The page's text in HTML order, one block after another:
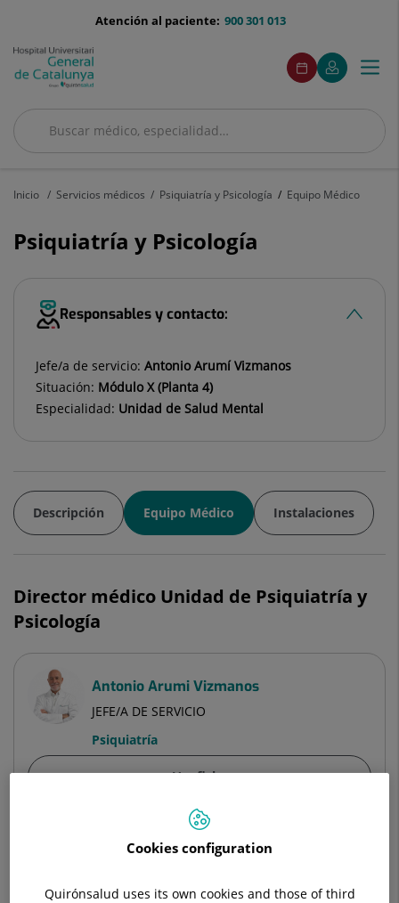
menu-
900 301 013
Atención al paciente:
Buscar
Buscar
menuAcceso
Pedir
cita
Este
enlace
se
en
Mi
Quirónsalud
Este
enlace
se
en
ventana
Menú
Inicio Servicios médicos Psiquiatría y Psicología Equipo Médico
Psiquiatría y Psicología
Responsables y contacto:
Jefe/a de servicio: Antonio Arumí Vizmanos
Situación: Módulo X (Planta 4)
Especialidad: Unidad de Salud Mental
Descripción Equipo Médico Instalaciones
Director médico Unidad de Psiquiatría y
Psicología
Antonio Arumi Vizmanos
JEFE/A DE SERVICIO
Psiquiatría
Ver ficha
Equipo de Psiquiatría adultos
Cookies configuration
Quirónsalud uses its own cookies and those of third